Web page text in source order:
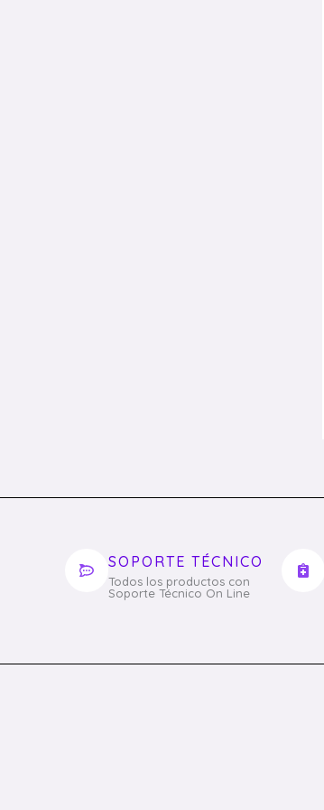
SOPORTE TÉCNICO
Todos los productos con
Soporte Técnico On Line